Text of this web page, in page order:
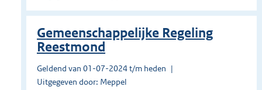
Gemeenschappelijke Regeling
Reestmond
Geldend van 01-07-2024 t/m heden
Uitgegeven door: Meppel